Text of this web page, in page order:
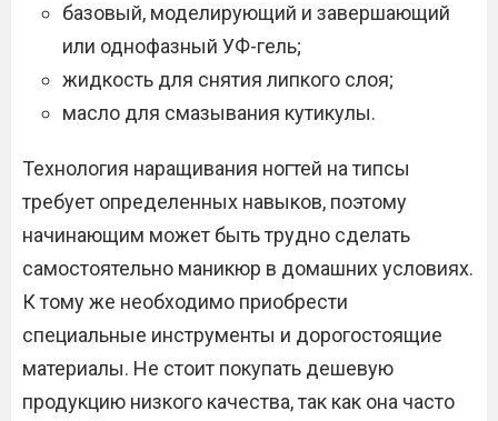
базовый, моделирующий и завершающий
или однофазный УФ-гель;
жидкость для снятия липкого слоя;
масло для смазывания кутикулы.
Технология наращивания ногтей на типсы
требует определенных навыков, поэтому
начинающим может быть трудно сделать
самостоятельно маникюр в домашних условиях.
К тому же необходимо приобрести
специальные инструменты и дорогостоящие
материалы. Не стоит покупать дешевую
продукцию низкого качества, так как она часто